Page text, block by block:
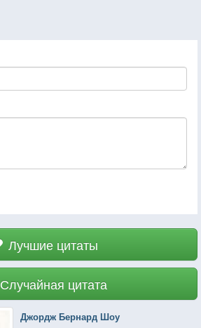
Лучшие цитаты
Случайная цитата
Джордж Бернард Шоу